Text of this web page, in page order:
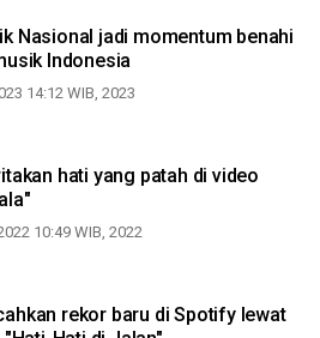
Nasional jadi momentum benahi
Indonesia
14:12 WIB, 2023
hati yang patah di video
10:49 WIB, 2022
rekor baru di Spotify lewat